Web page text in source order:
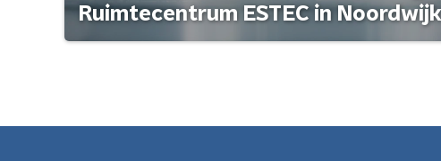
Ruimtecentrum ESTEC in Noordwijk